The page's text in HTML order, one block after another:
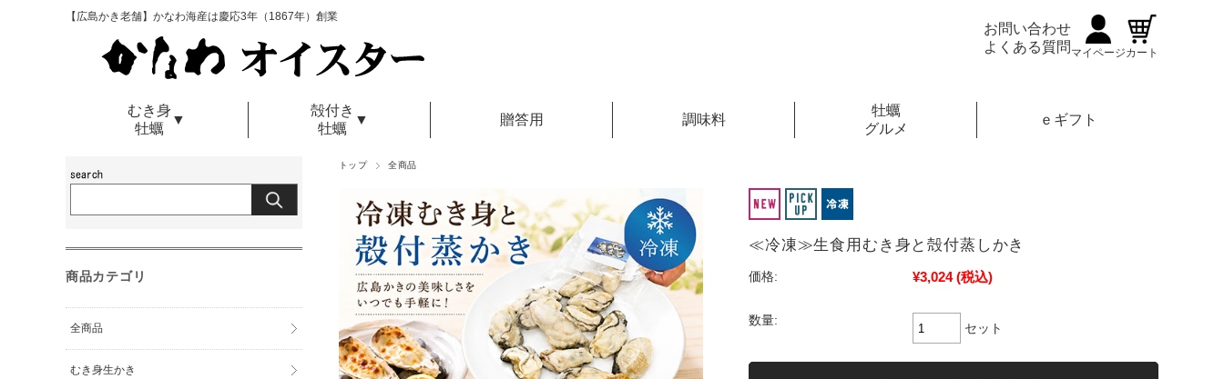
【広島かき老舗】かなわ海産は慶応3年（1867年）創業
お問い合わせ
よくある質問 マイページカート
むき身
牡蠣
▼
殻付き
牡蠣
▼ 贈答用 調味料
牡蠣
グルメ
ｅギフト
トップ 全商品
≪冷凍≫生食用むき身と殻付蒸しかき
価格: ¥3,024 (税込)
数量:
セット
商品カテゴリ
全商品
むき身生かき